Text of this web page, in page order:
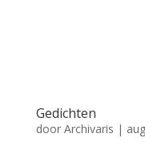
Gedichten
door Archivaris |